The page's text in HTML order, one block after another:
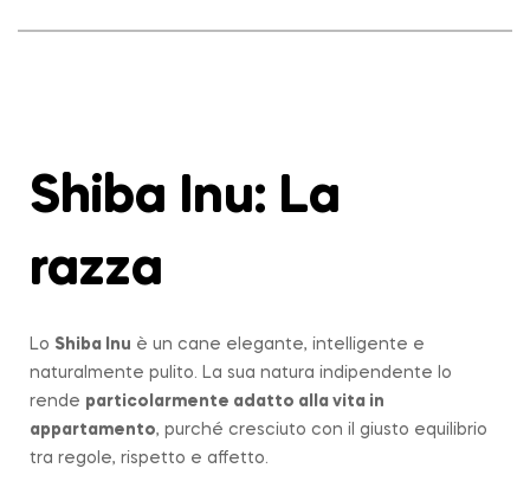
Shiba Inu: La
razza
Lo Shiba Inu è un cane elegante, intelligente e
naturalmente pulito. La sua natura indipendente lo
rende particolarmente adatto alla vita in
appartamento, purché cresciuto con il giusto equilibrio
tra regole, rispetto e affetto.